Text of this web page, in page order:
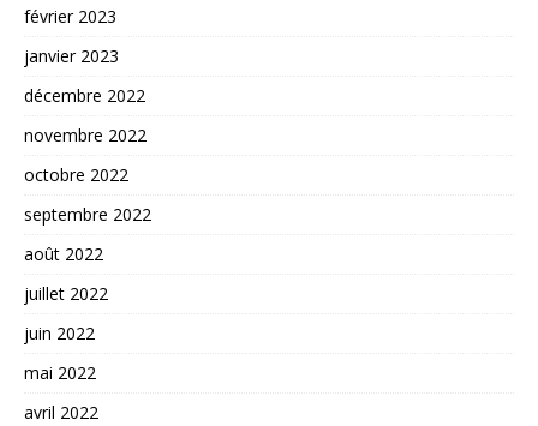
février 2023
janvier 2023
décembre 2022
novembre 2022
octobre 2022
septembre 2022
août 2022
juillet 2022
juin 2022
mai 2022
avril 2022